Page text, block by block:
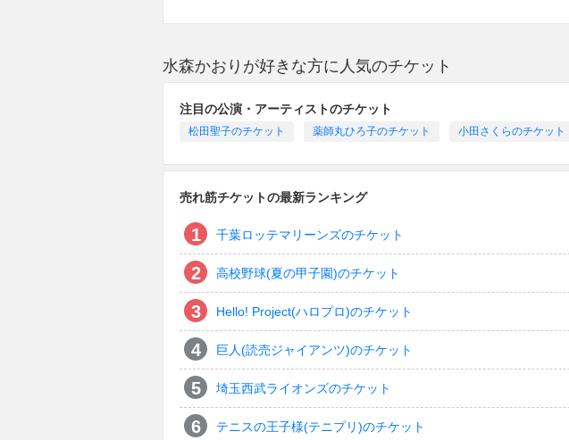
水森かおりが好きな方に人気のチケット
注目の公演・アーティストのチケット
松田聖子のチケット 薬師丸ひろ子のチケット 小田さくらのチケット
売れ筋チケットの最新ランキング
千葉ロッテマリーンズのチケット
高校野球(夏の甲子園)のチケット
Hello! Project(ハロプロ)のチケット
巨人(読売ジャイアンツ)のチケット
埼玉西武ライオンズのチケット
テニスの王子様(テニプリ)のチケット